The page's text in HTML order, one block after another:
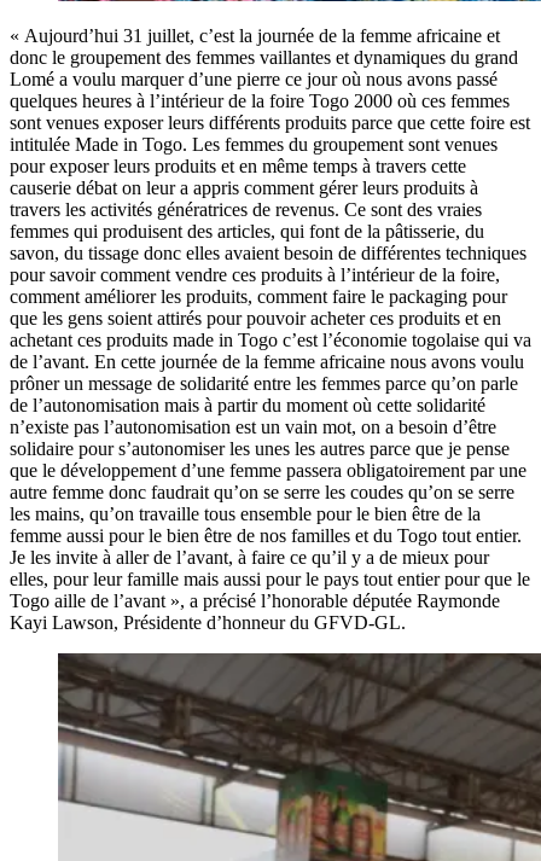
« Aujourd’hui 31 juillet, c’est la journée de la femme africaine et
donc le groupement des femmes vaillantes et dynamiques du grand
Lomé a voulu marquer d’une pierre ce jour où nous avons passé
quelques heures à l’intérieur de la foire Togo 2000 où ces femmes
sont venues exposer leurs différents produits parce que cette foire est
intitulée Made in Togo. Les femmes du groupement sont venues
pour exposer leurs produits et en même temps à travers cette
causerie débat on leur a appris comment gérer leurs produits à
travers les activités génératrices de revenus. Ce sont des vraies
femmes qui produisent des articles, qui font de la pâtisserie, du
savon, du tissage donc elles avaient besoin de différentes techniques
pour savoir comment vendre ces produits à l’intérieur de la foire,
comment améliorer les produits, comment faire le packaging pour
que les gens soient attirés pour pouvoir acheter ces produits et en
achetant ces produits made in Togo c’est l’économie togolaise qui va
de l’avant. En cette journée de la femme africaine nous avons voulu
prôner un message de solidarité entre les femmes parce qu’on parle
de l’autonomisation mais à partir du moment où cette solidarité
n’existe pas l’autonomisation est un vain mot, on a besoin d’être
solidaire pour s’autonomiser les unes les autres parce que je pense
que le développement d’une femme passera obligatoirement par une
autre femme donc faudrait qu’on se serre les coudes qu’on se serre
les mains, qu’on travaille tous ensemble pour le bien être de la
femme aussi pour le bien être de nos familles et du Togo tout entier.
Je les invite à aller de l’avant, à faire ce qu’il y a de mieux pour
elles, pour leur famille mais aussi pour le pays tout entier pour que le
Togo aille de l’avant », a précisé l’honorable députée Raymonde
Kayi Lawson, Présidente d’honneur du GFVD-GL.